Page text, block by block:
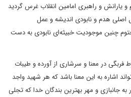
یارانش و راهبری امامین انقلاب غرس گردید
هدم و نابودی اندیشه و عمل
چنین موجودیت خبیثه‌ای نابودی به دست
فربگی در معنا و سرشاری از آورده و طیبات
اشاره به این معنا باشد که هر شهید واجد
جانبازی و مهر بهترین بندگان خدا که تجلی